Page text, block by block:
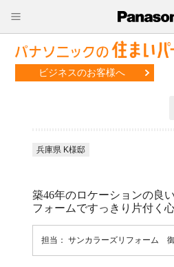
ビジネスのお客様へ
兵庫県 K様邸
築46年のロケーションの良
フォームですっきり片付く
担当： サンカラーズリフォーム